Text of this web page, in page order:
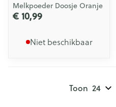
Melkpoeder Doosje Oranje
€ 10,99
Niet beschikbaar
Toon